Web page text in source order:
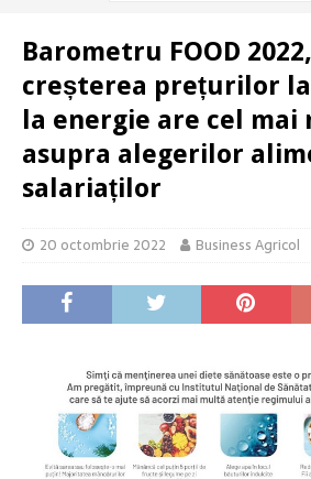
Barometru FOOD
creșterea prețurilor
la energie are cel
asupra alegerilor
salariaților
20 octombrie 2022 Business Agricol